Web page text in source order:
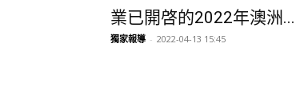
業已開啓的2022年澳洲...
獨家報導 - 2022-04-13 15:45